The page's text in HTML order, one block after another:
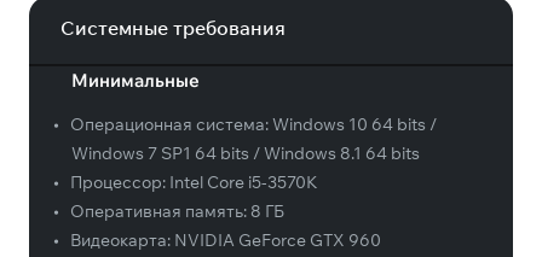
Системные требования
Минимальные
• Операционная система:Windows 10 64 bits /
Windows 7 SP1 64 bits / Windows 8.1 64 bits
•
Процессор: Intel Core i5-3570K
•
Оперативная память: 8 ГБ
•
Видеокарта: NVIDIA GeForce GTX 960